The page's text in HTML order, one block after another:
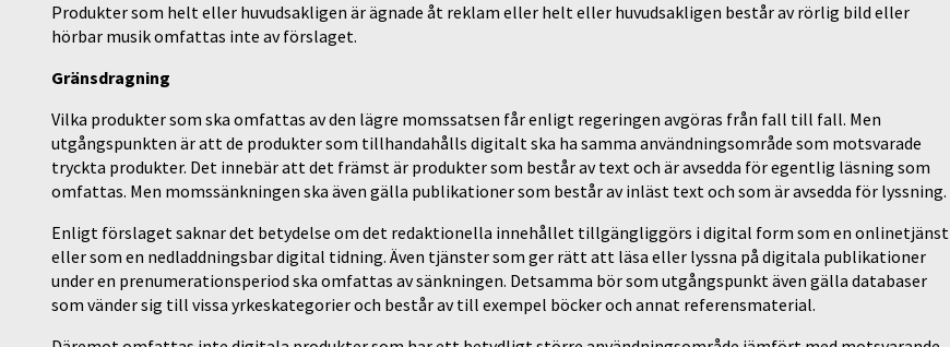
Produkter som helt eller huvudsakligen är ägnade åt reklam eller helt eller huvudsakligen består av rörlig bild eller
hörbar musik omfattas inte av förslaget.
Gränsdragning
Vilka produkter som ska omfattas av den lägre momssatsen får enligt regeringen avgöras från fall till fall. Men
utgångspunkten är att de produkter som tillhandahålls digitalt ska ha samma användningsområde som motsvarade
tryckta produkter. Det innebär att det främst är produkter som består av text och är avsedda för egentlig läsning som
omfattas. Men momssänkningen ska även gälla publikationer som består av inläst text och som är avsedda för lyssning.
Enligt förslaget saknar det betydelse om det redaktionella innehållet tillgängliggörs i digital form som en onlinetjänst
eller som en nedladdningsbar digital tidning. Även tjänster som ger rätt att läsa eller lyssna på digitala publikationer
under en prenumerationsperiod ska omfattas av sänkningen. Detsamma bör som utgångspunkt även gälla databaser
som vänder sig till vissa yrkeskategorier och består av till exempel böcker och annat referensmaterial.